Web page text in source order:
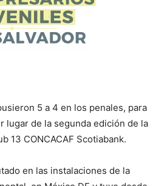
5 a 4 en los penales, para
lugar de la segunda edición de la
13 CONCACAF Scotiabank.
en las instalaciones de la